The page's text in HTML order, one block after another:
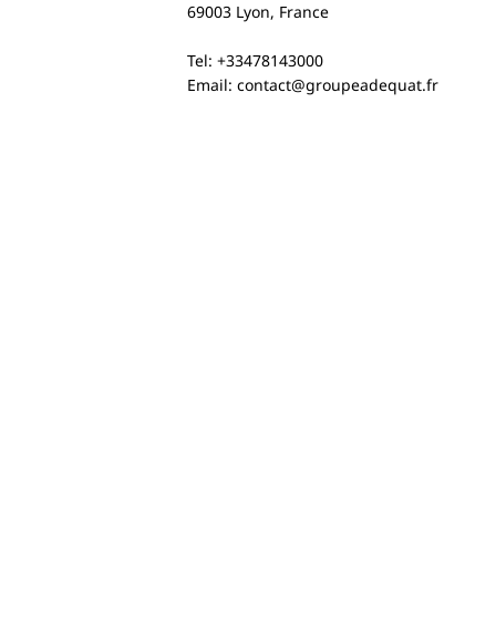
London
69003 Lyon, France
Tel: +33478143000
Email: contact@groupeadequat.fr